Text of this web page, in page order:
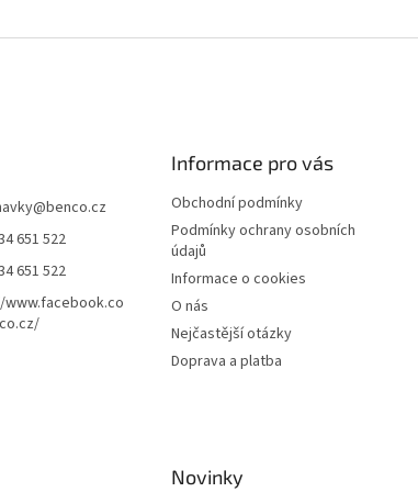
@benco.cz
651 522
651 522
Informace pro vás
Obchodní podmínky
Podmínky ochrany osobních
údajů
Informace o cookies
O nás
Nejčastější otázky
Doprava a platba
Novinky